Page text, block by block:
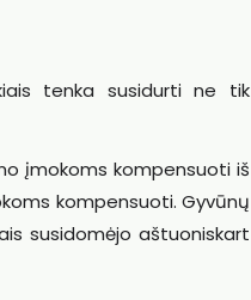
tenka susidurti ne tik
įmokoms kompensuoti iš
kompensuoti. Gyvūnų
susidomėjo aštuoniskart